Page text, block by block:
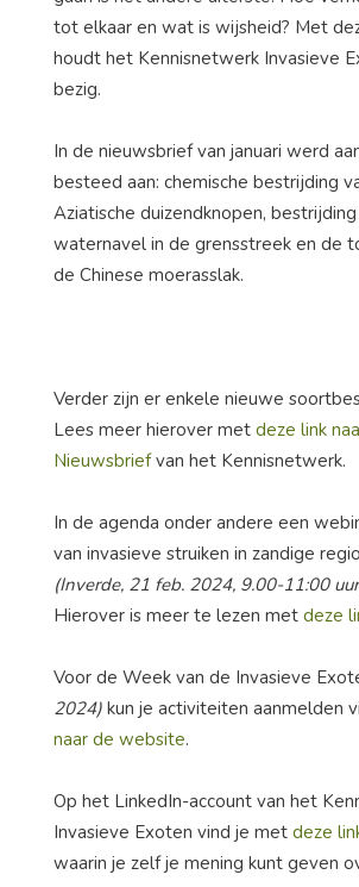
tot elkaar en wat is wijsheid? Met
houdt het Kennisnetwerk Invasieve
bezig.
In de nieuwsbrief van januari werd
besteed aan: chemische bestrijding
Aziatische duizendknopen,
waternavel in de grensstreek en de
de Chinese moerasslak.
Verder zijn er enkele nieuwe
Lees meer hierover met deze link
Nieuwsbriefvan het Kennisnetwerk.
In de agenda onder andere een
van invasieve struiken in zandige
(Inverde, 21 feb. 2024, 9.00-11:00
Hierover is meer te lezen met deze
Voor de Week van de Invasieve
2024) kun je activiteiten aanmelden
naar de website.
Op het LinkedIn-account van het
Invasieve Exoten vind je met deze
waarin je zelf je mening kunt geven